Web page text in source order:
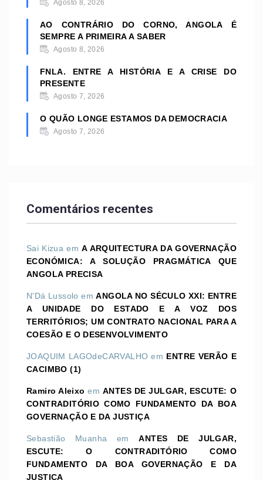
Agosto 8, 2026
AO CONTRÁRIO DO CORNO, ANGOLA É
SEMPRE A PRIMEIRA A SABER
Agosto 8, 2026
FNLA. ENTRE A HISTÓRIA E A CRISE DO
PRESENTE
Agosto 7, 2026
O QUÃO LONGE ESTAMOS DA DEMOCRACIA
Agosto 7, 2026
Comentários recentes
Sai Kizua emA ARQUITECTURA DA GOVERNAÇÃO
ECONÓMICA: A SOLUÇÃO PRAGMÁTICA QUE
ANGOLA PRECISA
N'Dá Lussolo emANGOLA NO SÉCULO XXI: ENTRE
A UNIDADE DO ESTADO E A VOZ DOS
TERRITÓRIOS; UM CONTRATO NACIONAL PARA A
COESÃO E O DESENVOLVIMENTO
JOAQUIM LAGOdeCARVALHO em ENTRE VERÃO E
CACIMBO (1)
Ramiro Aleixo emANTES DE JULGAR, ESCUTE: O
CONTRADITÓRIO COMO FUNDAMENTO DA BOA
GOVERNAÇÃO E DA JUSTIÇA
Sebastião Muanha emANTES DE JULGAR,
ESCUTE: O CONTRADITÓRIO COMO
FUNDAMENTO DA BOA GOVERNAÇÃO E DA
JUSTIÇA